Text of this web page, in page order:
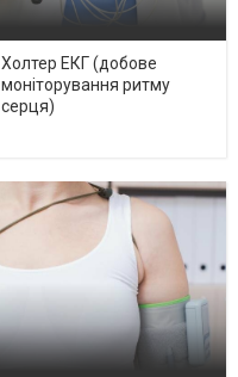
Холтер ЕКГ (добове
моніторування ритму
серця)